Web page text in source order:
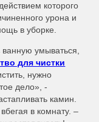
которого
урона и
в уборке.
умываться,
для чистки
нужно
дело», -
камин.
в комнату. –